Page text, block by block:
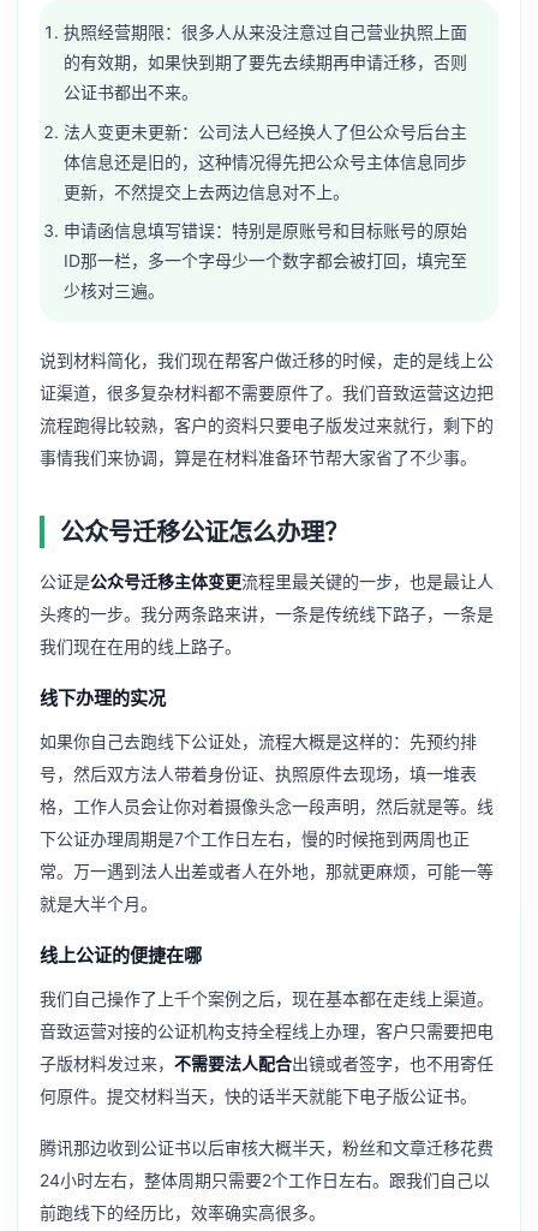
执照经营期限：很多人从来没注意过自己营业执照上面
的有效期，如果快到期了要先去续期再申请迁移，否则
公证书都出不来。
法人变更未更新：公司法人已经换人了但公众号后台主
体信息还是旧的，这种情况得先把公众号主体信息同步
更新，不然提交上去两边信息对不上。
申请函信息填写错误：特别是原账号和目标账号的原始
ID那一栏，多一个字母少一个数字都会被打回，填完至
少核对三遍。
说到材料简化，我们现在帮客户做迁移的时候，走的是线上公
证渠道，很多复杂材料都不需要原件了。我们音致运营这边把
流程跑得比较熟，客户的资料只要电子版发过来就行，剩下的
事情我们来协调，算是在材料准备环节帮大家省了不少事。
公众号迁移公证怎么办理？
公证是公众号迁移主体变更流程里最关键的一步，也是最让人
头疼的一步。我分两条路来讲，一条是传统线下路子，一条是
我们现在在用的线上路子。
线下办理的实况
如果你自己去跑线下公证处，流程大概是这样的：先预约排
号，然后双方法人带着身份证、执照原件去现场，填一堆表
格，工作人员会让你对着摄像头念一段声明，然后就是等。线
下公证办理周期是7个工作日左右，慢的时候拖到两周也正
常。万一遇到法人出差或者人在外地，那就更麻烦，可能一等
就是大半个月。
线上公证的便捷在哪
我们自己操作了上千个案例之后，现在基本都在走线上渠道。
音致运营对接的公证机构支持全程线上办理，客户只需要把电
子版材料发过来， 不需要法人配合出镜或者签字，也不用寄任
何原件。提交材料当天，快的话半天就能下电子版公证书。
腾讯那边收到公证书以后审核大概半天，粉丝和文章迁移花费
24小时左右，整体周期只需要2个工作日左右。跟我们自己以
前跑线下的经历比，效率确实高很多。